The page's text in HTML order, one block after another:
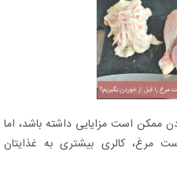
ممکن است مزایایی داشته باشد، اما
کالری بیشتری به غذایتان